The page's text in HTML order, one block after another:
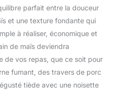
parfait entre la douceur
et une texture fondante qui
à réaliser, économique et
de maïs deviendra
de vos repas, que ce soit pour
fumant, des travers de porc
tiède avec une noisette